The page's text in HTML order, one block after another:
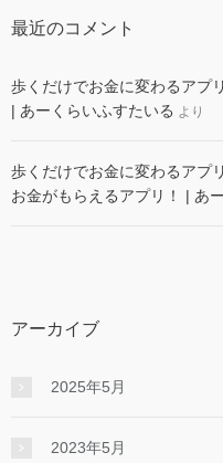
最近のコメント
歩くだけでお金に変わるアプ
| あーくらいふすたいる より
歩くだけでお金に変わるアプ
お金がもらえるアプリ！ | あ
アーカイブ
2025年5月
2023年5月